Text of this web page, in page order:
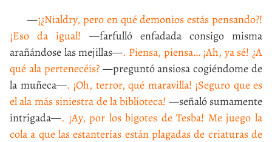
—¡¿Nialdry, pero en qué demonios estás pensando?!
¡Eso da igual! —farfulló enfadada consigo misma
arañándose las mejillas—. Piensa, piensa… ¡Ah, ya sé! ¿A
qué ala pertenecéis?—preguntó ansiosa cogiéndome de
la muñeca—. ¡Oh, terror, qué maravilla! ¡Seguro que es
el ala más siniestra de la biblioteca! —señaló sumamente
intrigada—. ¡Ay, por los bigotes de Tesba! Me juego la
cola a que las estanterías están plagadas de criaturas de